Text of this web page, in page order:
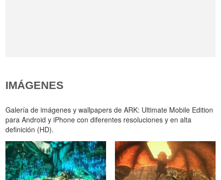
IMÁGENES
Galería de imágenes y wallpapers de ARK: Ultimate Mobile Edition
para Android y iPhone con diferentes resoluciones y en alta
definición (HD).